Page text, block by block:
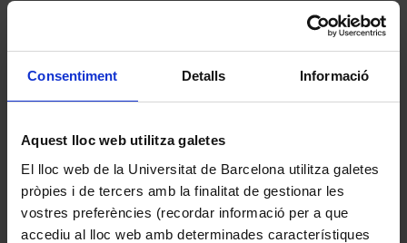
Consentiment Detalls Informació
Aquest lloc web utilitza galetes
El lloc web de la Universitat de Barcelona utilitza galetes
pròpies i de tercers amb la finalitat de gestionar les
vostres preferències (recordar informació per a que
accediu al lloc web amb determinades característiques
en relieve su origen y trayectoria histórica.